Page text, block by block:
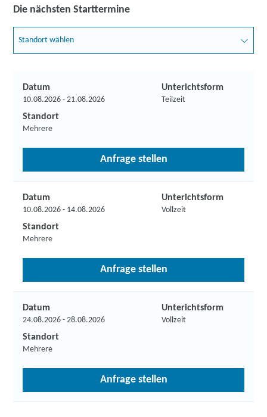
Die nächsten Starttermine
Standort wählen
Datum
10.08.2026 - 21.08.2026
Unterichtsform
Teilzeit
Standort
Mehrere
Anfrage stellen
Datum
10.08.2026 - 14.08.2026
Unterichtsform
Vollzeit
Standort
Mehrere
Anfrage stellen
Datum
24.08.2026 - 28.08.2026
Unterichtsform
Vollzeit
Standort
Mehrere
Anfrage stellen